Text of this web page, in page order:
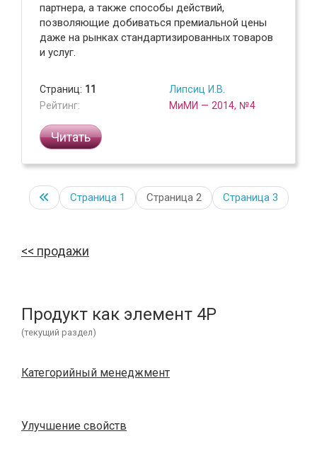
партнера, а также способы действий,
позволяющие добиваться премиальной цены
даже на рынках стандартизированных товаров
и услуг.
Страниц: 11
Рейтинг:
Липсиц И.В.
МиМИ — 2014, №4
Читать
Страница 1 Страница 2 Страница 3
продажи
Продукт как элемент 4P
(текущий раздел)
Категорийный менеджмент
Улучшение свойств